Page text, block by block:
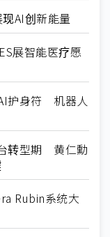
AI创新能量
展智能医疗愿
护身符 机器人
转型期 黄仁勳
Rubin系统大